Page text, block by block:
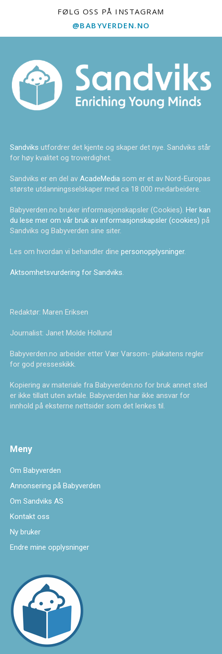
FØLG OSS PÅ INSTAGRAM
@BABYVERDEN.NO
Sandviks utfordrer det kjente og skaper det nye. Sandviks står
for høy kvalitet og troverdighet.
Sandviks er en del av AcadeMedia som er et av Nord-Europas
største utdanningsselskaper med ca 18 000 medarbeidere.
Babyverden.no bruker informasjonskapsler (Cookies). Her kan
du lese mer om vår bruk av informasjonskapsler (cookies) på
Sandviks og Babyverden sine siter.
Les om hvordan vi behandler dine personopplysninger.
Aktsomhetsvurdering for Sandviks.
Redaktør: Maren Eriksen
Journalist: Janet Molde Hollund
Babyverden.no arbeider etter Vær Varsom- plakatens regler
for god presseskikk.
Kopiering av materiale fra Babyverden.no for bruk annet sted
er ikke tillatt uten avtale. Babyverden har ikke ansvar for
innhold på eksterne nettsider som det lenkes til.
Meny
Om Babyverden
Annonsering på Babyverden
Om Sandviks AS
Kontakt oss
Ny bruker
Endre mine opplysninger